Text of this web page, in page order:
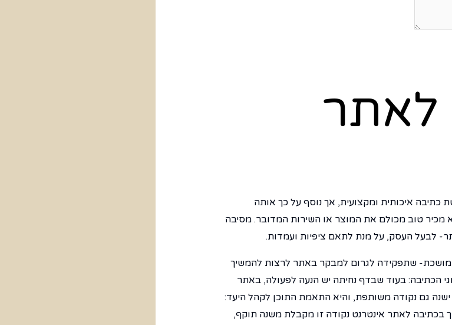
לאתר
איכותית ומקצועית, אך נוסף על כך אותה
טוב מכולם את המוצר או השירות המדובר. מסיבה
לבעל העסק, על מנת לתאם ציפיות ועמדות.
שתפקידה לגרום למבקר באתר לרצות להמשיך
הכתיבה: בעוד שבדף נחיתה יש הנעה לפעולה, באתר
גם נקודה משותפת, והיא התאמת התוכן לקהל היעד:
לאתר אינטרנט נקודה זו מקבלת משנה תוקף,